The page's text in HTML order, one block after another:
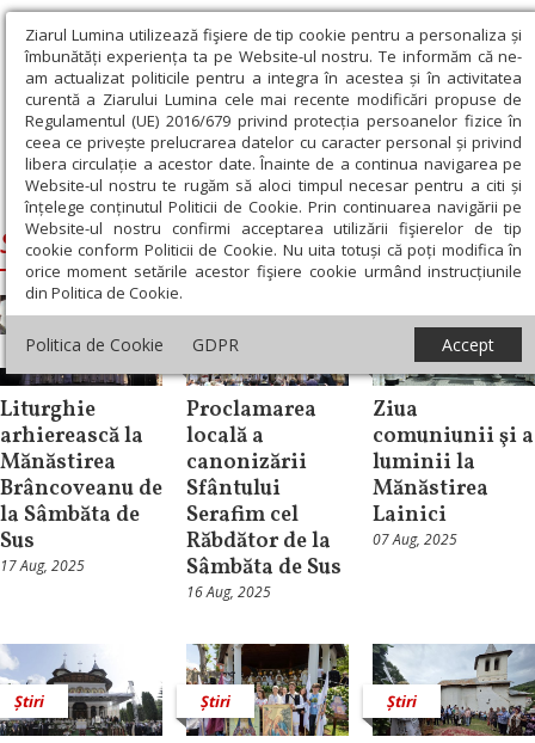
Ziarul Lumina utilizează fişiere de tip cookie pentru a personaliza și
îmbunătăți experiența ta pe Website-ul nostru. Te informăm că ne-
am actualizat politicile pentru a integra în acestea și în activitatea
curentă a Ziarului Lumina cele mai recente modificări propuse de
Regulamentul (UE) 2016/679 privind protecția persoanelor fizice în
ceea ce privește prelucrarea datelor cu caracter personal și privind
libera circulație a acestor date. Înainte de a continua navigarea pe
Website-ul nostru te rugăm să aloci timpul necesar pentru a citi și
înțelege conținutul Politicii de Cookie. Prin continuarea navigării pe
Website-ul nostru confirmi acceptarea utilizării fişierelor de tip
cookie conform Politicii de Cookie. Nu uita totuși că poți modifica în
orice moment setările acestor fişiere cookie urmând instrucțiunile
din Politica de Cookie.
Politica de Cookie GDPR Accept
Ziarul Lumina › Siluan, Episcopul Ungariei
Siluan, Episcopul Ungariei
Știri
Liturghie
arhierească la
Mănăstirea
Brâncoveanu de
la Sâmbăta de
Sus
17 Aug, 2025
Știri
Proclamarea
locală a
canonizării
Sfântului
Serafim cel
Răbdător de la
Sâmbăta de Sus
16 Aug, 2025
Ziua
comuniunii şi a
luminii la
Mănăstirea
Lainici
07 Aug, 2025
Știri Știri Știri